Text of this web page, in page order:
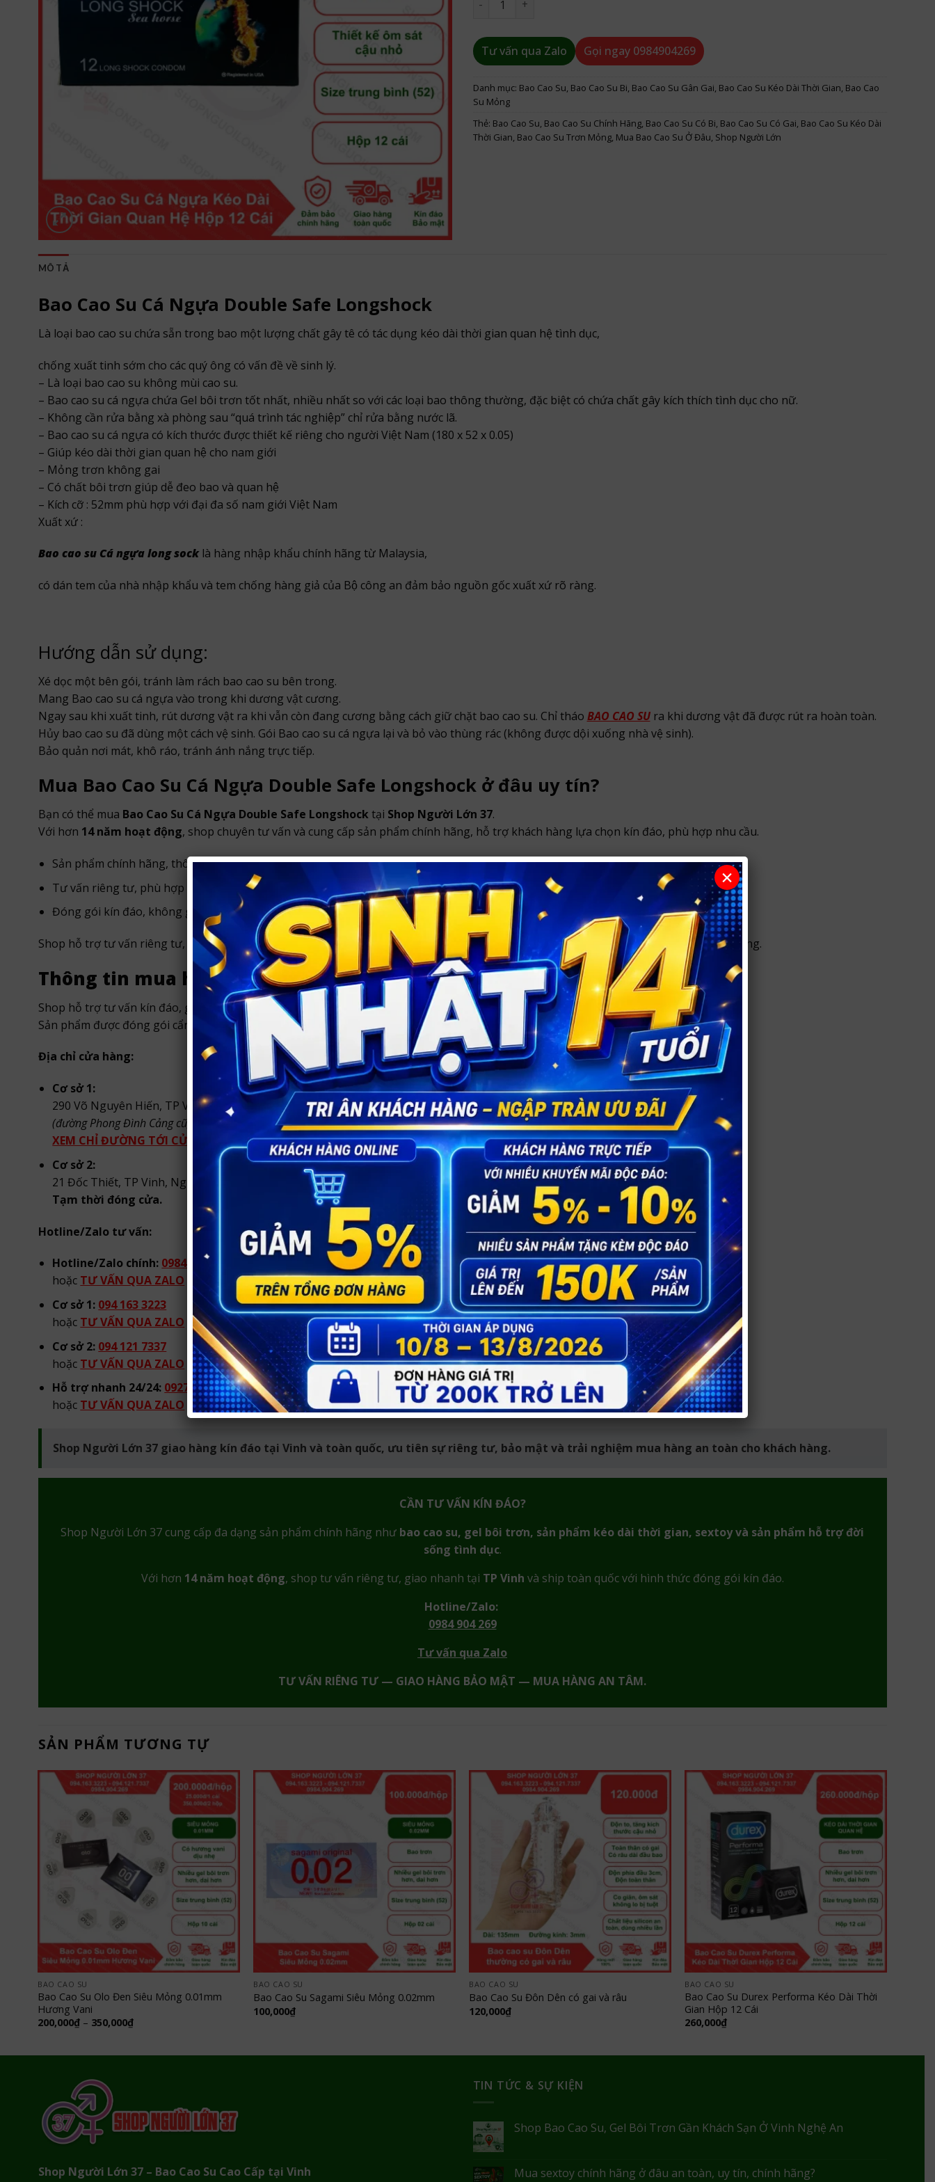
Tư vấn qua Zalo Gọi ngay 0984904269
Danh mục: Bao Cao Su, Bao Cao Su Bi, Bao Cao Su Gân Gai, Bao Cao Su Kéo Dài Thời Gian, Bao Cao
Su Mỏng
Thẻ: Bao Cao Su, Bao Cao Su Chính Hãng, Bao Cao Su Có Bi, Bao Cao Su Có Gai, Bao Cao Su Kéo Dài
Thời Gian, Bao Cao Su Trơn Mỏng, Mua Bao Cao Su Ở Đâu, Shop Người Lớn
MÔ TẢ
Bao Cao Su Cá Ngựa Double Safe Longshock
Là loại bao cao su chứa sẵn trong bao một lượng chất gây tê có tác dụng kéo dài thời gian quan hệ tình dục,
chống xuất tinh sớm cho các quý ông có vấn đề về sinh lý.
– Là loại bao cao su không mùi cao su.
– Bao cao su cá ngựa chứa Gel bôi trơn tốt nhất, nhiều nhất so với các loại bao thông thường, đặc biệt có chứa chất gây kích thích tình dục cho nữ.
– Không cần rửa bằng xà phòng sau “quá trình tác nghiệp” chỉ rửa bằng nước lã.
– Bao cao su cá ngựa có kích thước được thiết kế riêng cho người Việt Nam (180 x 52 x 0.05)
– Giúp kéo dài thời gian quan hệ cho nam giới
– Mỏng trơn không gai
– Có chất bôi trơn giúp dễ đeo bao và quan hệ
– Kích cỡ : 52mm phù hợp với đại đa số nam giới Việt Nam
Xuất xứ :
Bao cao su Cá ngựa long socklà hàng nhập khẩu chính hãng từ Malaysia,
có dán tem của nhà nhập khẩu và tem chống hàng giả của Bộ công an đảm bảo nguồn gốc xuất xứ rõ ràng.
Hướng dẫn sử dụng:
Xé dọc một bên gói, tránh làm rách bao cao su bên trong.
Mang Bao cao su cá ngựa vào trong khi dương vật cương.
Ngay sau khi xuất tinh, rút dương vật ra khi vẫn còn đang cương bằng cách giữ chặt bao cao su. Chỉ tháo BAO CAO SUra khi dương vật đã được rút ra hoàn toàn.
Hủy bao cao su đã dùng một cách vệ sinh. Gói Bao cao su cá ngựa lại và bỏ vào thùng rác (không được dội xuống nhà vệ sinh).
Bảo quản nơi mát, khô ráo, tránh ánh nắng trực tiếp.
Mua Bao Cao Su Cá Ngựa Double Safe Longshock ở đâu uy tín?
Bạn có thể mua Bao Cao Su Cá Ngựa Double Safe Longshocktại Shop Người Lớn 37.
Với hơn 14 năm hoạt động, shop chuyên tư vấn và cung cấp sản phẩm chính hãng, hỗ trợ khách hàng lựa chọn kín đáo, phù hợp nhu cầu.
Sản phẩm chính hãng, thông tin rõ ràng.
Tư vấn riêng tư, phù hợp nhu cầu sử dụng.
Đóng gói kín đáo, không ghi tên sản phẩm nhạy cảm bên ngoài.
Shop hỗ trợ tư vấn riêng tư, giao hàng nhanh tại TP Vinh và ship toàn quốc với hình thức đóng gói kín đáo, bảo mật thông tin khách hàng.
Thông tin mua hàng tại Shop Người Lớn 37
Shop hỗ trợ tư vấn kín đáo, giao hàng nhanh trong nội thành Vinh ship hàng toàn quốc
Sản phẩm được đóng gói cẩn thận, bảo mật thông tin khách hàng và không ghi tên sản phẩm nhạy cảm bên ngoài.
Địa chỉ cửa hàng:
Cơ sở 1:
290 Võ Nguyên Hiến, TP Vinh, Nghệ An
(đường Phong Đình Cảng cũ, TP. Vinh)
XEM CHỈ ĐƯỜNG TỚI CỬA HÀNG
Cơ sở 2:
21 Đốc Thiết, TP Vinh, Nghệ An.
Tạm thời đóng cửa.
Hotline/Zalo tư vấn:
Hotline/Zalo chính: 0984 904 269
hoặc TƯ VẤN QUA ZALO từ 08h00 đến 22h00 hàng ngày.
Cơ sở 1: 094 163 3223
hoặc TƯ VẤN QUA ZALO từ 08h00 đến 22h00 hàng ngày.
Cơ sở 2: 094 121 7337
hoặc TƯ VẤN QUA ZALO từ 08h00 đến 22h00 hàng ngày.
Hỗ trợ nhanh 24/24: 0927 441 096
hoặc TƯ VẤN QUA ZALO tư vấn 24/24
Shop Người Lớn 37 giao hàng kín đáo tại Vinh và toàn quốc, ưu tiên sự riêng tư, bảo mật và trải nghiệm mua hàng an toàn cho khách hàng.
CẦN TƯ VẤN KÍN ĐÁO?
Shop Người Lớn 37 cung cấp đa dạng sản phẩm chính hãng như bao cao su, gel bôi trơn, sản phẩm kéo dài thời gian, sextoy và sản phẩm hỗ trợ đời
sống tình dục.
Với hơn 14 năm hoạt động, shop tư vấn riêng tư, giao nhanh tại TP Vinh và ship toàn quốc với hình thức đóng gói kín đáo.
Hotline/Zalo:
0984 904 269
Tư vấn qua Zalo
TƯ VẤN RIÊNG TƯ — GIAO HÀNG BẢO MẬT — MUA HÀNG AN TÂM.
SẢN PHẨM TƯƠNG TỰ
BAO CAO SU
Bao Cao Su Olo Đen Siêu Mỏng 0.01mm
Hương Vani
200,000₫ – 350,000₫Khoảng
BAO CAO SU
Bao Cao Su Sagami Siêu Mỏng 0.02mm
100,000₫
BAO CAO SU
Bao Cao Su Đôn Dên có gai và râu
120,000₫
BAO CAO SU
Bao Cao Su Durex Performa Kéo Dài Thời
Gian Hộp 12 Cái
260,000₫
Shop Người Lớn 37 – Bao Cao Su Cao Cấp tại Vinh
TIN TỨC & SỰ KIỆN
Shop Bao Cao Su, Gel Bôi Trơn Gần Khách Sạn Ở Vinh Nghệ An
Mua sextoy chính hãng ở đâu an toàn, uy tín, chính hãng?
×